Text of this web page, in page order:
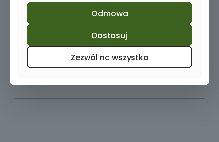
Kieliszki myśliwskie z grawerem 35ml
49,00zł
Dowiedz się więcej
Odmowa
Dostosuj
Zezwól na wszystko